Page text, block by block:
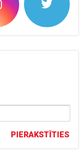
PIERAKSTĪTIES